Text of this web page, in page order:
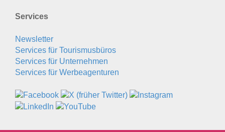
Services
Newsletter
Services für Tourismusbüros
Services für Unternehmen
Services für Werbeagenturen